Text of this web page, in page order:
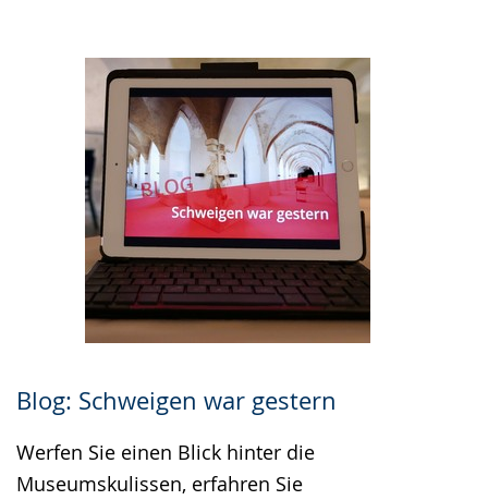
Blog: Schweigen war gestern
Werfen Sie einen Blick hinter die
Museumskulissen, erfahren Sie